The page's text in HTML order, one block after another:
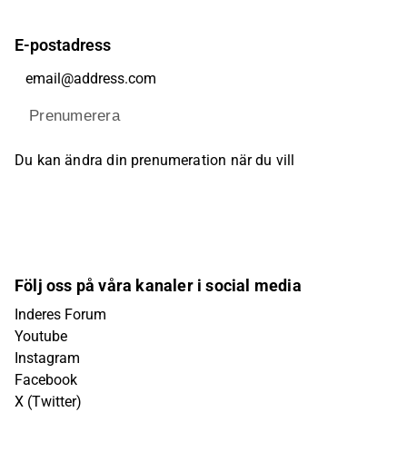
E-postadress
Prenumerera
Du kan ändra din prenumeration när du vill
Följ oss på våra kanaler i social media
Inderes Forum
Youtube
Instagram
Facebook
X (Twitter)